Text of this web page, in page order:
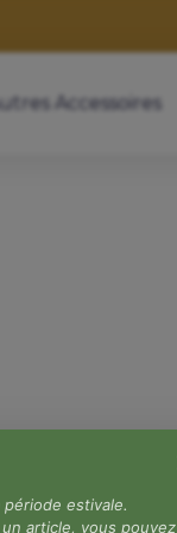
Accessoires
estivale.
article, vous pouvez